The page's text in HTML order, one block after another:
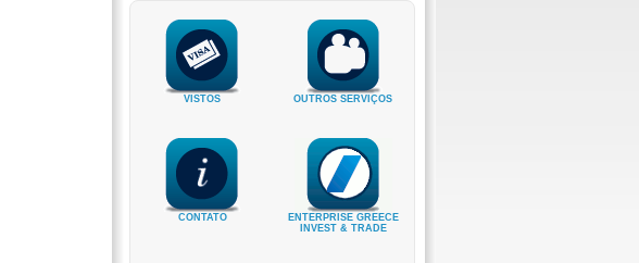
VISTOS OUTROS SERVIÇOS
CONTATO
ENTERPRISE GREECE
INVEST & TRADE